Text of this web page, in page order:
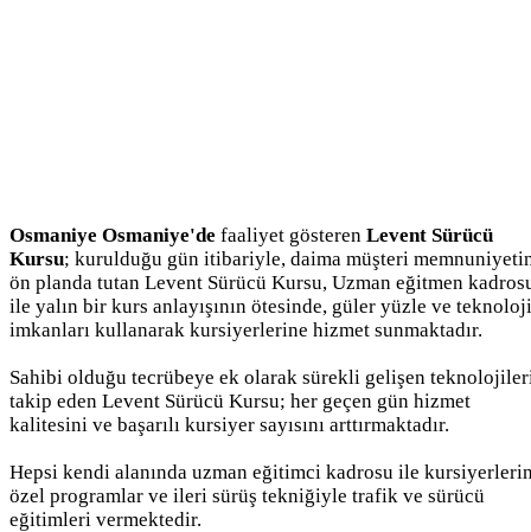
Osmaniye Osmaniye'de faaliyet gösteren Levent Sürücü
Kursu; kurulduğu gün itibariyle, daima müşteri
ön planda tutan Levent Sürücü Kursu, Uzman eğitmen
ile yalın bir kurs anlayışının ötesinde, güler yüzle ve
imkanları kullanarak kursiyerlerine hizmet sunmaktadır.
Sahibi olduğu tecrübeye ek olarak sürekli gelişen
takip eden Levent Sürücü Kursu; her geçen gün hizmet
kalitesini ve başarılı kursiyer sayısını arttırmaktadır.
Hepsi kendi alanında uzman eğitimci kadrosu ile
özel programlar ve ileri sürüş tekniğiyle trafik ve sürücü
eğitimleri vermektedir.